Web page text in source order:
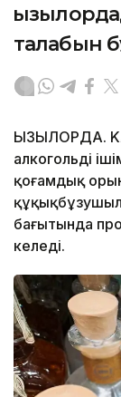
талабын
ҚЫЗЫЛОРДА.
алкогольді
қоғамдық
бағытында
келеді.